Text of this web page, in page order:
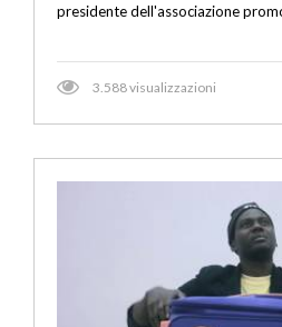
presidente dell'associazione
3.588 visualizzazioni